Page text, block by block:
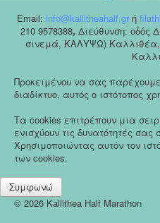
Email: info@kallitheahalf.gr ή
210 9578388, Διεύθυνση: οδός
σινεμά, ΚΑΛΥΨΩ) Καλλιθέα,
Προκειμένου να σας
διαδίκτυο, αυτός ο ιστότοπος
Τα cookies επιτρέπουν μια
ενισχύουν τις δυνατότητές σας
Χρησιμοποιώντας αυτόν τον
των cookies.
Συμφωνώ
© 2026 Kallithea Half Marathon